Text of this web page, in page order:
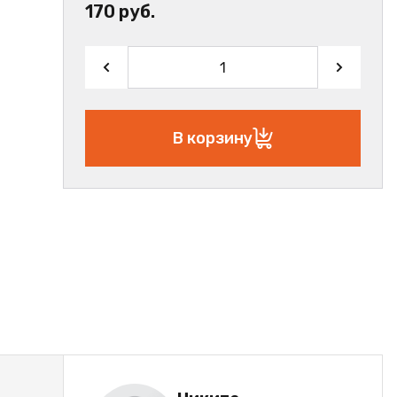
170 руб.
В корзину